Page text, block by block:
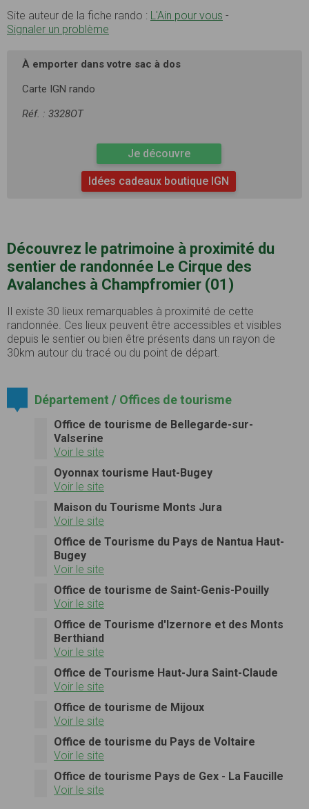
Site auteur de la fiche rando : L'Ain pour vous -
Signaler un problème
À emporter dans votre sac à dos
Carte IGN rando
Réf. : 3328OT
Je découvre
Idées cadeaux boutique IGN
Découvrez le patrimoine à proximité du
sentier de randonnée Le Cirque des
Avalanches à Champfromier (01)
Il existe 30 lieux remarquables à proximité de cette
randonnée. Ces lieux peuvent être accessibles et visibles
depuis le sentier ou bien être présents dans un rayon de
30km autour du tracé ou du point de départ.
Département / Offices de tourisme
Office de tourisme de Bellegarde-sur-
Valserine
Voir le site
Oyonnax tourisme Haut-Bugey
Voir le site
Maison du Tourisme Monts Jura
Voir le site
Office de Tourisme du Pays de Nantua Haut-
Bugey
Voir le site
Office de tourisme de Saint-Genis-Pouilly
Voir le site
Office de Tourisme d'Izernore et des Monts
Berthiand
Voir le site
Office de Tourisme Haut-Jura Saint-Claude
Voir le site
Office de tourisme de Mijoux
Voir le site
Office de tourisme du Pays de Voltaire
Voir le site
Office de tourisme Pays de Gex - La Faucille
Voir le site